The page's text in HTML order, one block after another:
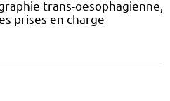
trans-oesophagienne,
prises en charge